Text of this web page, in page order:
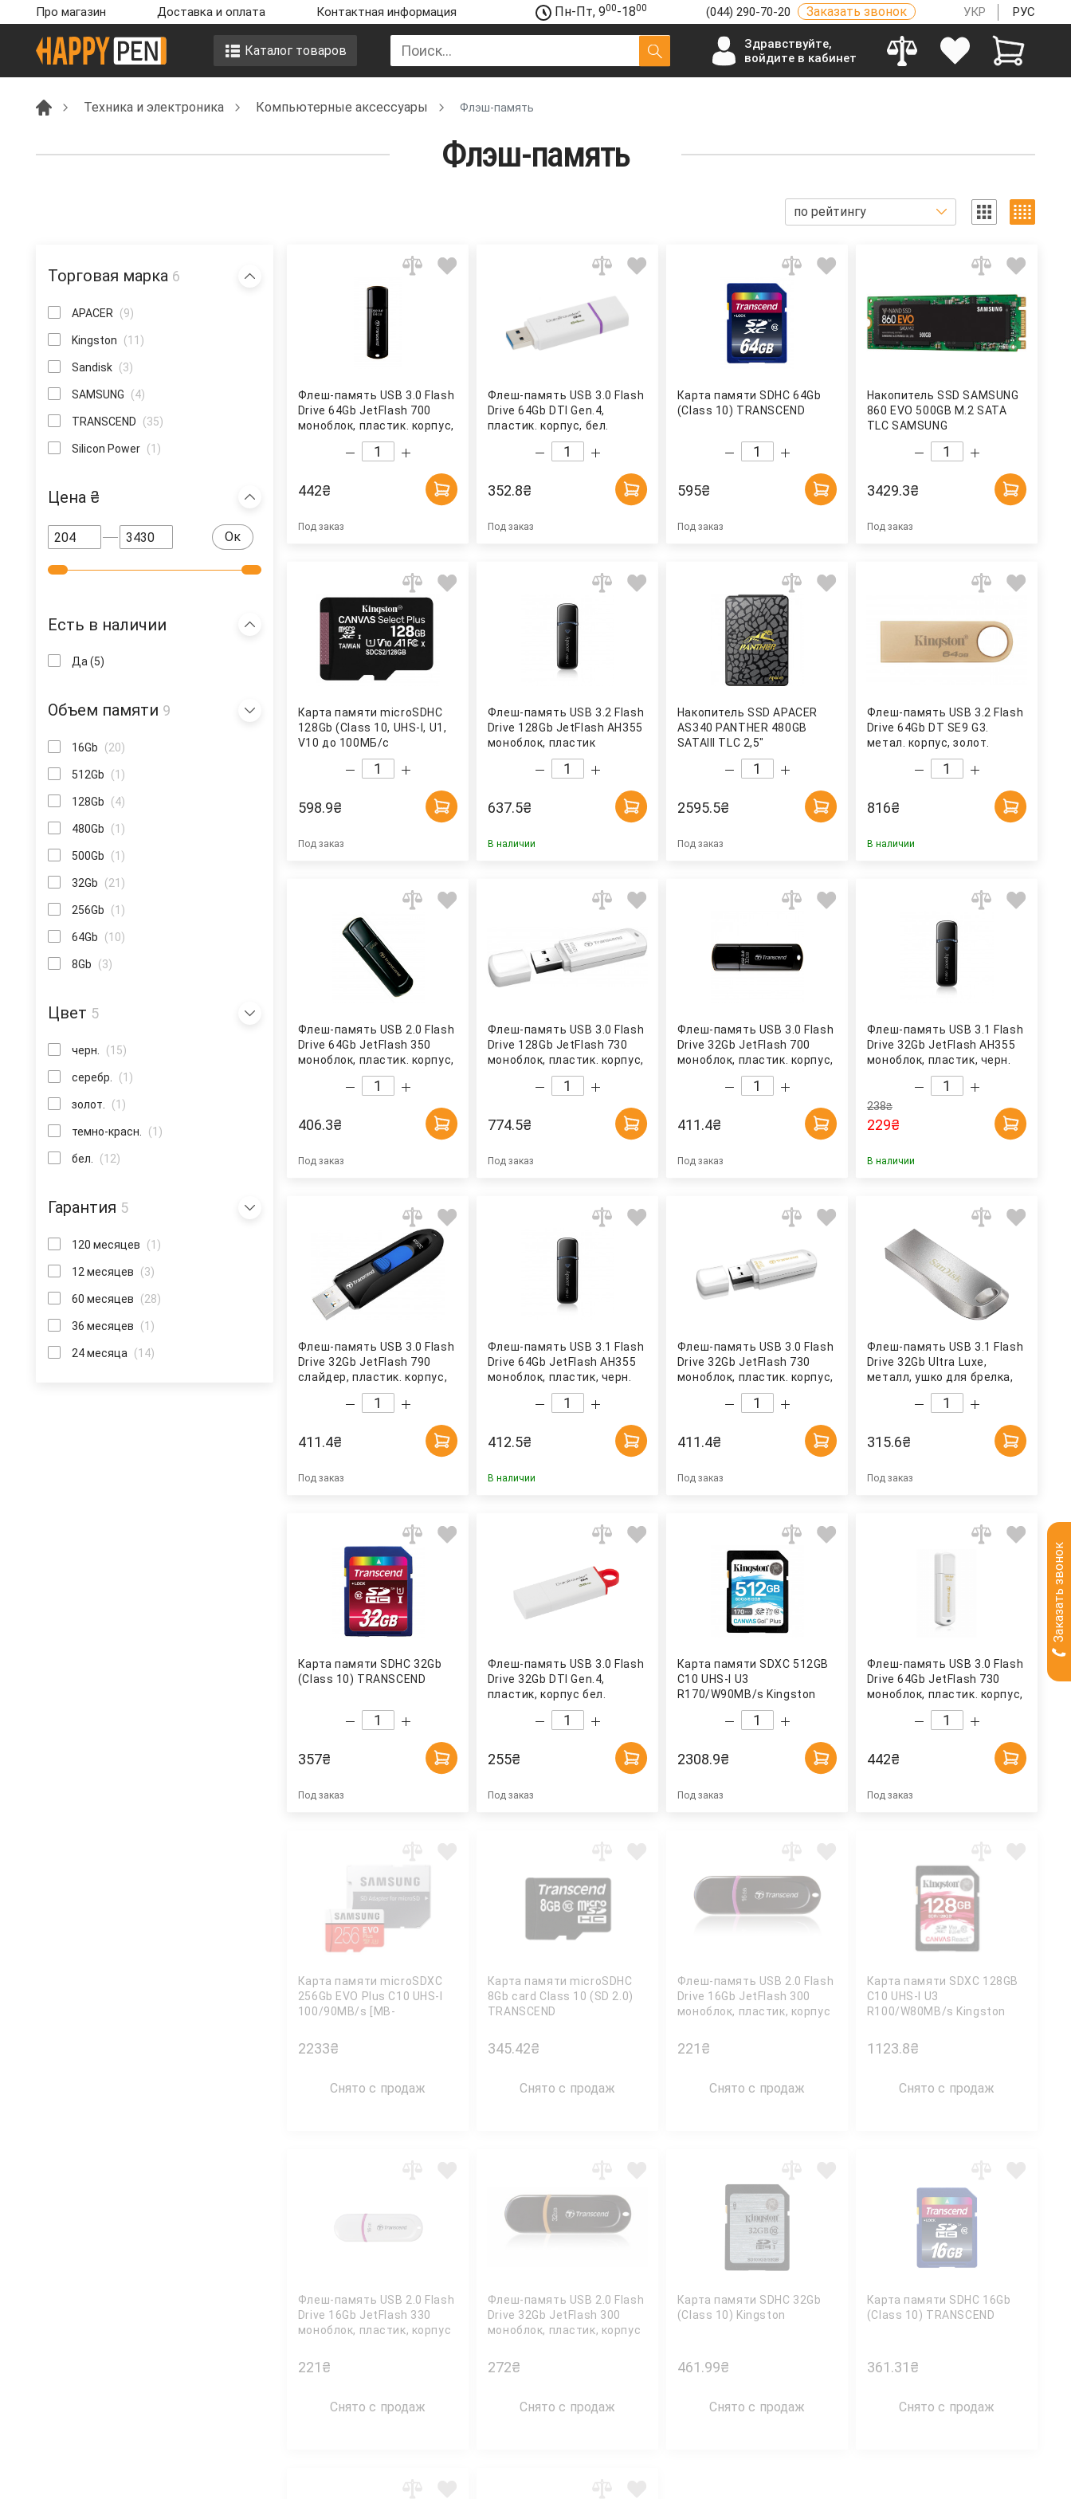
Про магазин Доставка и оплата Контактная информация Пн-Пт, 900-1800 (044) 290-70-20 Заказать звонок УКР РУС
Каталог товаров
Здравствуйте,
войдите в кабинет
Техника и электроника Компьютерные аксессуары Флэш-память
Флэш-память
Торговая марка 6
APACER (9)
Kingston (11)
Sandisk (3)
SAMSUNG (4)
TRANSCEND (35)
Silicon Power (1)
Цена ₴
Ок
Есть в наличии
Да (5)
Объем памяти 9
16Gb (20)
512Gb (1)
128Gb (4)
480Gb (1)
500Gb (1)
32Gb (21)
256Gb (1)
64Gb (10)
8Gb (3)
Цвет 5
черн. (15)
серебр. (1)
золот. (1)
темно-красн. (1)
бел. (12)
Гарантия 5
120 месяцев (1)
12 месяцев (3)
60 месяцев (28)
36 месяцев (1)
24 месяца (14)
Флеш-память USB 3.0 Flash
Drive 64Gb JetFlash 700
моноблок, пластик. корпус,
черн. TRANSCEND
442₴
Под заказ
Флеш-память USB 3.0 Flash
Drive 64Gb DTI Gen.4,
пластик. корпус, бел.
352.8₴
Под заказ
Карта памяти SDHC 64Gb
(Class 10) TRANSCEND
595₴
Под заказ
Накопитель SSD SAMSUNG
860 EVO 500GB M.2 SATA
TLC SAMSUNG
3429.3₴
Под заказ
Карта памяти microSDHC
128Gb (Class 10, UHS-I, U1,
V10 до 100МБ/с
чтение/85МБ/с запись)
Kingston
598.9₴
Под заказ
Флеш-память USB 3.2 Flash
Drive 128Gb JetFlash AH355
моноблок, пластик
(AP128GAH355B-1) APACER
637.5₴
В наличии
Накопитель SSD APACER
AS340 PANTHER 480GB
SATAIII TLC 2,5"
(AP480GAS340G-1) APACER
2595.5₴
Под заказ
Флеш-память USB 3.2 Flash
Drive 64Gb DT SE9 G3.
метал. корпус, золот.
816₴
В наличии
Флеш-память USB 2.0 Flash
Drive 64Gb JetFlash 350
моноблок, пластик. корпус,
черн. TRANSCEND
406.3₴
Под заказ
Флеш-память USB 3.0 Flash
Drive 128Gb JetFlash 730
моноблок, пластик. корпус,
бел. TRANSCEND
774.5₴
Под заказ
Флеш-память USB 3.0 Flash
Drive 32Gb JetFlash 700
моноблок, пластик. корпус,
черн. TRANSCEND
411.4₴
Под заказ
Флеш-память USB 3.1 Flash
Drive 32Gb JetFlash AH355
моноблок, пластик, черн.
238₴
229₴
В наличии
Флеш-память USB 3.0 Flash
Drive 32Gb JetFlash 790
слайдер, пластик. корпус,
черн. TRANSCEND
411.4₴
Под заказ
Флеш-память USB 3.1 Flash
Drive 64Gb JetFlash AH355
моноблок, пластик, черн.
412.5₴
В наличии
Флеш-память USB 3.0 Flash
Drive 32Gb JetFlash 730
моноблок, пластик. корпус,
бел. TRANSCEND
411.4₴
Под заказ
Флеш-память USB 3.1 Flash
Drive 32Gb Ultra Luxe,
металл, ушко для брелка,
серебр. Sandisk
315.6₴
Под заказ
Карта памяти SDHC 32Gb
(Class 10) TRANSCEND
357₴
Под заказ
Флеш-память USB 3.0 Flash
Drive 32Gb DTI Gen.4,
пластик, корпус бел.
255₴
Под заказ
Карта памяти SDXC 512GB
C10 UHS-I U3
R170/W90MB/s Kingston
2308.9₴
Под заказ
Флеш-память USB 3.0 Flash
Drive 64Gb JetFlash 730
моноблок, пластик. корпус,
бел. TRANSCEND
442₴
Под заказ
Карта памяти microSDXC
256Gb EVO Plus C10 UHS-I
100/90MB/s [MB-
SD SAMSUNG
2233₴
Снято с продаж
Карта памяти microSDHC
8Gb card Class 10 (SD 2.0)
TRANSCEND
345.42₴
Снято с продаж
Флеш-память USB 2.0 Flash
Drive 16Gb JetFlash 300
моноблок, пластик, корпус
221₴
Снято с продаж
Карта памяти SDXC 128GB
C10 UHS-I U3
R100/W80MB/s Kingston
1123.8₴
Снято с продаж
Флеш-память USB 2.0 Flash
Drive 16Gb JetFlash 330
моноблок, пластик, корпус
221₴
Снято с продаж
Флеш-память USB 2.0 Flash
Drive 32Gb JetFlash 300
моноблок, пластик, корпус
272₴
Снято с продаж
Карта памяти SDHC 32Gb
(Class 10) Kingston
461.99₴
Снято с продаж
Карта памяти SDHC 16Gb
(Class 10) TRANSCEND
361.31₴
Снято с продаж
Заказать звонок